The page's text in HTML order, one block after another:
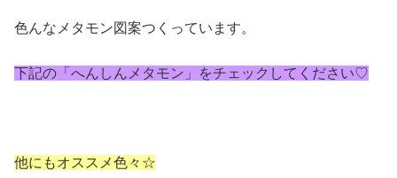
色んなメタモン図案つくっています。
下記の「へんしんメタモン」をチェックしてください♡
他にもオススメ色々☆